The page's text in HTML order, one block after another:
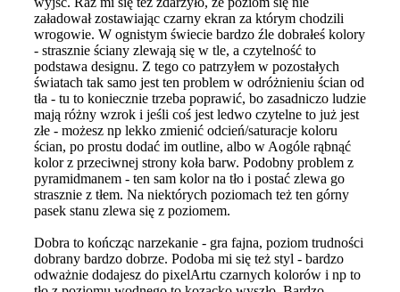
załadował zostawiając czarny ekran za którym chodzili
wrogowie. W ognistym świecie bardzo źle dobrałeś kolory
- strasznie ściany zlewają się w tle, a czytelność to
podstawa designu. Z tego co patrzyłem w pozostałych
światach tak samo jest ten problem w odróżnieniu ścian od
tła - tu to koniecznie trzeba poprawić, bo zasadniczo ludzie
mają różny wzrok i jeśli coś jest ledwo czytelne to już jest
złe - możesz np lekko zmienić odcień/saturacje koloru
ścian, po prostu dodać im outline, albo w Aogóle rąbnąć
kolor z przeciwnej strony koła barw. Podobny problem z
pyramidmanem - ten sam kolor na tło i postać zlewa go
strasznie z tłem. Na niektórych poziomach też ten górny
pasek stanu zlewa się z poziomem.
Dobra to kończąc narzekanie - gra fajna, poziom trudności
dobrany bardzo dobrze. Podoba mi się też styl - bardzo
odważnie dodajesz do pixelArtu czarnych kolorów i np to